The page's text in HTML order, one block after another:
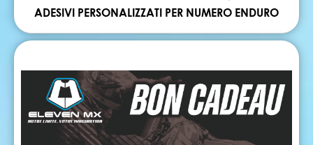
ADESIVI PERSONALIZZATI PER NUMERO ENDURO